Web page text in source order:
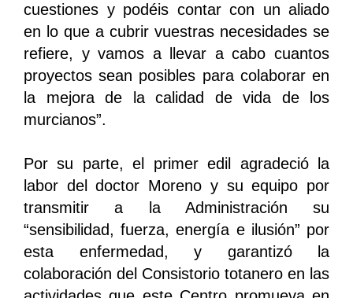
cuestiones y podéis contar con un aliado
en lo que a cubrir vuestras necesidades se
refiere, y vamos a llevar a cabo cuantos
proyectos sean posibles para colaborar en
la mejora de la calidad de vida de los
murcianos”.
Por su parte, el primer edil agradeció la
labor del doctor Moreno y su equipo por
transmitir a la Administración su
“sensibilidad, fuerza, energía e ilusión” por
esta enfermedad, y garantizó la
colaboración del Consistorio totanero en las